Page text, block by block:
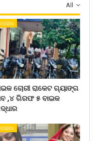
All
ଚୋରୀ ରାକେଟ ଗ୍ୟାଙ୍ଗ
,୪ ଗିରଫ ୫ ବାଇକ